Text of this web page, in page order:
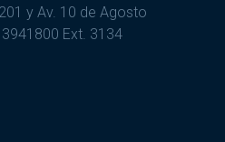
y Av. 10 de Agosto
3941800 Ext. 3134